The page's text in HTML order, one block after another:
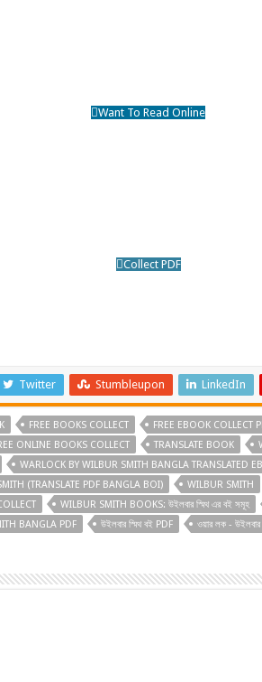
Want To Read Online
Collect PDF
Twitter Stumbleupon LinkedIn
FREE BOOKS COLLECT FREE EBOOK COLLECT
ONLINE BOOKS COLLECT TRANSLATE BOOK
WARLOCK BY WILBUR SMITH BANGLA TRANSLATED
(TRANSLATE PDF BANGLA BOI)
WILBUR SMITH
WILBUR SMITH BOOKS: উইলবার স্মিথ এর বই সমূহ
BANGLA PDF
উইলবার স্মিথ বই PDF ওয়ার লক - উইলবার